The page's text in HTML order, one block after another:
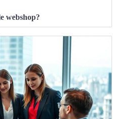
webshop?